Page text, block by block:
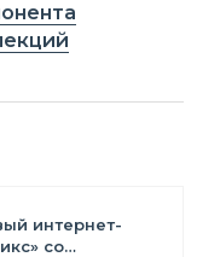
интернет-
со